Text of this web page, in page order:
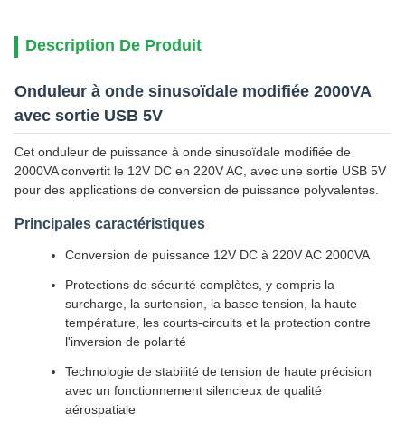
Description De Produit
Onduleur à onde sinusoïdale modifiée 2000VA
avec sortie USB 5V
Cet onduleur de puissance à onde sinusoïdale modifiée de
2000VA convertit le 12V DC en 220V AC, avec une sortie USB 5V
pour des applications de conversion de puissance polyvalentes.
Principales caractéristiques
Conversion de puissance 12V DC à 220V AC 2000VA
Protections de sécurité complètes, y compris la
surcharge, la surtension, la basse tension, la haute
température, les courts-circuits et la protection contre
l'inversion de polarité
Technologie de stabilité de tension de haute précision
avec un fonctionnement silencieux de qualité
aérospatiale